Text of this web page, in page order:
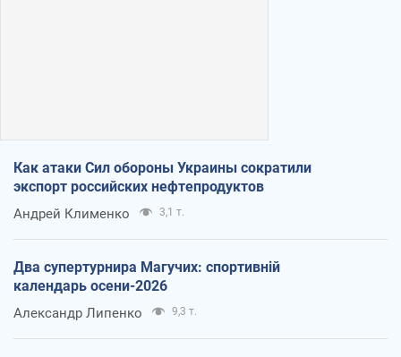
Как атаки Сил обороны Украины сократили
экспорт российских нефтепродуктов
Андрей Клименко 3,1 т.
Два супертурнира Магучих: спортивній
календарь осени-2026
Александр Липенко 9,3 т.